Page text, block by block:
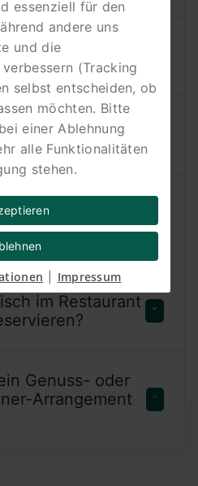
wird im
angeboten?
und saisonale
verwendet?
vegane oder
im
im Restaurant
Genuss- oder
Arrangement
essenziell für den
andere uns
und die
(Tracking
selbst entscheiden, ob
möchten. Bitte
einer Ablehnung
alle Funktionalitäten
stehen.
Impressum